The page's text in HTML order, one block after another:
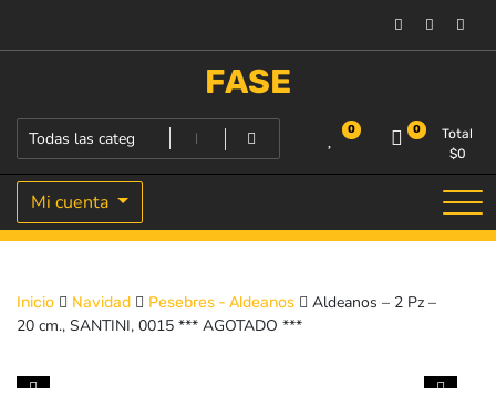
contenido
FASE
0 0
Total
$0
Mi cuenta
Inicio Navidad Pesebres - Aldeanos
Aldeanos – 2 Pz –
20 cm., SANTINI, 0015 *** AGOTADO ***